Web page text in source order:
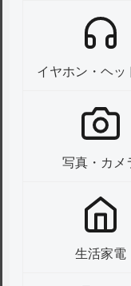
イヤホン・ヘッ
写真・カメ
生活家電